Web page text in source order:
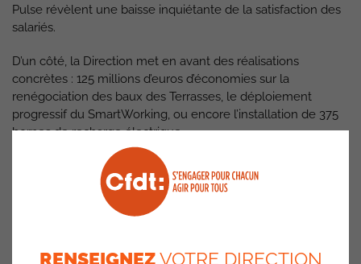
Pulse révèlent une baisse inquiétante de la satisfaction des
salariés.
D’un côté, la Direction met en avant des réalisations
concrètes : 125 millions d’euros d’économies sur la
renégociation des baux des Terrasses, le déploiement
progressif du SmartWorking, ou encore l’installation de 375
bornes de recharge électrique.
De l’autre, les indicateurs de bien-être au travail se
dégradent, suggérant un décalage entre les priorités
affichées et les attentes réelles des salariés.
RENSEIGNEZVOTRE DIRECTION